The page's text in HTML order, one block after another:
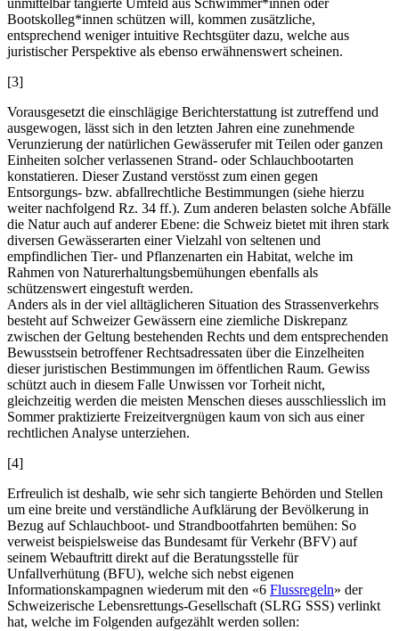
unmittelbar tangierte Umfeld aus Schwimmer*innen oder
Bootskolleg*innen schützen will, kommen zusätzliche,
entsprechend weniger intuitive Rechtsgüter dazu, welche aus
juristischer Perspektive als ebenso erwähnenswert scheinen.
[3]
Vorausgesetzt die einschlägige Berichterstattung ist zutreffend und
ausgewogen, lässt sich in den letzten Jahren eine zunehmende
Verunzierung der natürlichen Gewässerufer mit Teilen oder ganzen
Einheiten solcher verlassenen Strand- oder Schlauchbootarten
konstatieren. Dieser Zustand verstösst zum einen gegen
Entsorgungs- bzw. abfallrechtliche Bestimmungen (siehe hierzu
weiter nachfolgend Rz. 34 ff.). Zum anderen belasten solche Abfälle
die Natur auch auf anderer Ebene: die Schweiz bietet mit ihren stark
diversen Gewässerarten einer Vielzahl von seltenen und
empfindlichen Tier- und Pflanzenarten ein Habitat, welche im
Rahmen von Naturerhaltungsbemühungen ebenfalls als
schützenswert eingestuft werden.
Anders als in der viel alltäglicheren Situation des Strassenverkehrs
besteht auf Schweizer Gewässern eine ziemliche Diskrepanz
zwischen der Geltung bestehenden Rechts und dem entsprechenden
Bewusstsein betroffener Rechtsadressaten über die Einzelheiten
dieser juristischen Bestimmungen im öffentlichen Raum. Gewiss
schützt auch in diesem Falle Unwissen vor Torheit nicht,
gleichzeitig werden die meisten Menschen dieses ausschliesslich im
Sommer praktizierte Freizeitvergnügen kaum von sich aus einer
rechtlichen Analyse unterziehen.
[4]
Erfreulich ist deshalb, wie sehr sich tangierte Behörden und Stellen
um eine breite und verständliche Aufklärung der Bevölkerung in
Bezug auf Schlauchboot- und Strandbootfahrten bemühen: So
verweist beispielsweise das Bundesamt für Verkehr (BFV) auf
seinem Webauftritt direkt auf die Beratungsstelle für
Unfallverhütung (BFU), welche sich nebst eigenen
Informationskampagnen wiederum mit den «6 Flussregeln» der
Schweizerische Lebensrettungs-Gesellschaft (SLRG SSS) verlinkt
hat, welche im Folgenden aufgezählt werden sollen: